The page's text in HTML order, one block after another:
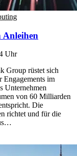
Uhr
Group rüstet sich
Engagements im
Unternehmen
von 60 Milliarden
Die
richtet und für die